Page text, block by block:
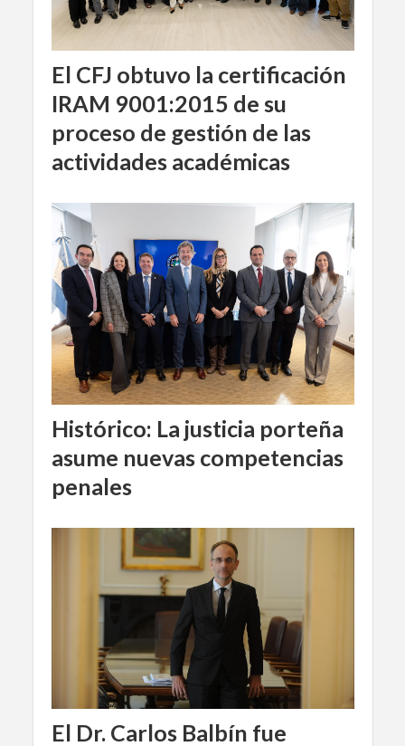
El CFJ obtuvo la certificación
IRAM 9001:2015 de su
proceso de gestión de las
actividades académicas
Histórico: La justicia porteña
asume nuevas competencias
penales
El Dr. Carlos Balbín fue